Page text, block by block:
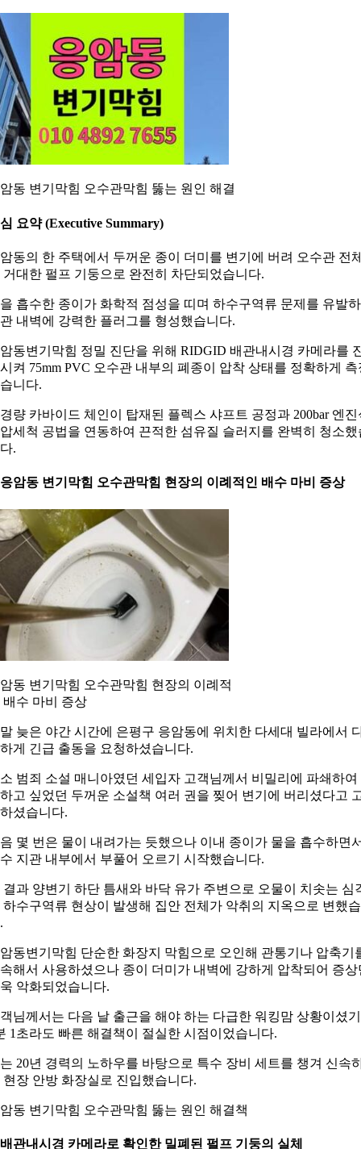
동 변기막힘 오수관막힘 뚫는 원인 해결
요약 (Executive Summary)
동의 한 주택에서 두꺼운 종이 더미를 변기에 버려 오수관 전
거대한 펄프 기둥으로 완전히 차단되었습니다.
흡수한 종이가 화학적 점성을 띠며 하수구역류 문제를 유발
내벽에 강력한 플러그를 형성했습니다.
동변기막힘 정밀 진단을 위해 RIDGID 배관내시경 카메라를
켜 75mm PVC 오수관 내부의 폐종이 압착 상태를 정확하게 측
니다.
량 카바이드 체인이 탑재된 플렉스 샤프트 공정과 200bar 엔진
세척 공법을 연동하여 끈적한 섬유질 슬러지를 완벽히 청소했
.
암동 변기막힘 오수관막힘 현장의 이례적인 배수 마비 증상
동 변기막힘 오수관막힘 현장의 이례적
배수 마비 증상
늦은 야간 시간에 은평구 응암동에 위치한 다세대 빌라에서
게 긴급 출동을 요청하셨습니다.
범죄 소설 매니아였던 세입자 고객님께서 비밀리에 파쇄하여
고 싶었던 두꺼운 소설책 여러 권을 찢어 변기에 버리셨다고
셨습니다.
몇 번은 물이 내려가는 듯했으나 이내 종이가 물을 흡수하면
지관 내부에서 부풀어 오르기 시작했습니다.
결과 양변기 하단 틈새와 바닥 유가 주변으로 오물이 치솟는 심
하수구역류 현상이 발생해 집안 전체가 악취의 지옥으로 변했
동변기막힘 단순한 화장지 막힘으로 오인해 관통기나 압축기
해서 사용하셨으나 종이 더미가 내벽에 강하게 압착되어 증상
악화되었습니다.
님께서는 다음 날 출근을 해야 하는 다급한 워킹맘 상황이셨
1초라도 빠른 해결책이 절실한 시점이었습니다.
20년 경력의 노하우를 바탕으로 특수 장비 세트를 챙겨 신속
현장 안방 화장실로 진입했습니다.
동 변기막힘 오수관막힘 뚫는 원인 해결책
관내시경 카메라로 확인한 밀폐된 펄프 기둥의 실체